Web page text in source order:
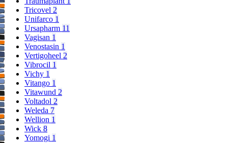
Tricovel 2
Unifarco 1
Ursapharm 11
Vagisan 1
Venostasin 1
Vertigoheel 2
Vibrocil 1
Vichy 1
Vitango 1
Vitawund 2
Voltadol 2
Weleda 7
Wellion 1
Wick 8
Yomogi 1